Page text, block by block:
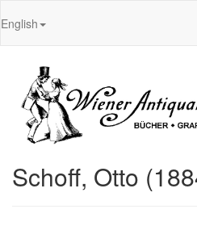
English
Schoff, Otto